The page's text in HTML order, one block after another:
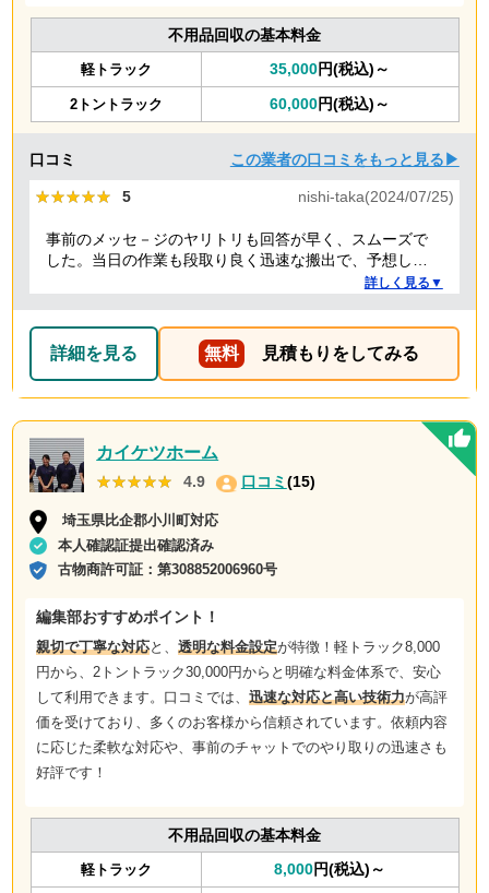
不用品回収の基本料金
軽トラック 35,000円(税込)～
2トントラック 60,000円(税込)～
口コミ この業者の口コミをもっと見る▶
★★★★★
★★★★★ 5 nishi-taka(2024/07/25)
事前のメッセ－ジのヤリトリも回答が早く、スムーズで
した。当日の作業も段取り良く迅速な搬出で、予想して
いた時間よりも短時間で完了。 事前打ち合わせ・当日作
したくなるような感想です。
詳しく見る▼
詳細を見る 無料 見積もりをしてみる
カイケツホーム
★★★★★
★★★★★ 4.9 口コミ(15)
埼玉県比企郡小川町対応
本人確認証提出確認済み
古物商許可証：第308852006960号
編集部おすすめポイント！
親切で丁寧な対応と、 透明な料金設定が特徴！軽トラック8,000
円から、2トントラック30,000円からと明確な料金体系で、安心
して利用できます。口コミでは、 迅速な対応と高い技術力が高評
価を受けており、多くのお客様から信頼されています。依頼内容
に応じた柔軟な対応や、事前のチャットでのやり取りの迅速さも
好評です！
不用品回収の基本料金
軽トラック 8,000円(税込)～